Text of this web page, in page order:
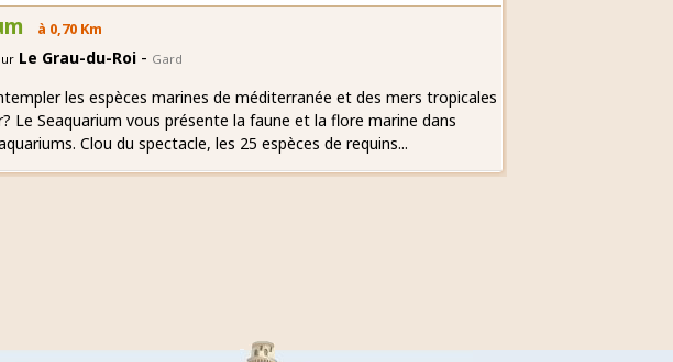
à 0,70 Km
Le Grau-du-Roi - Gard
les espèces marines de méditerranée et des mers tropicales
Le Seaquarium vous présente la faune et la flore marine dans
Clou du spectacle, les 25 espèces de requins...